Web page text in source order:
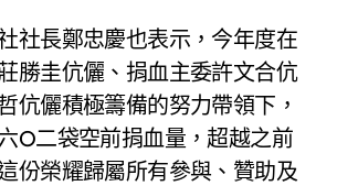
社長鄭忠慶也表示，今年度在
勝圭伉儷、捐血主委許文合伉
伉儷積極籌備的努力帶領下，
O二袋空前捐血量，超越之前
份榮耀歸屬所有參與、贊助及